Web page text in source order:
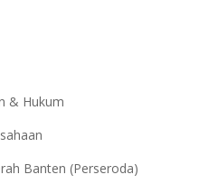
& Hukum
Banten (Perseroda)